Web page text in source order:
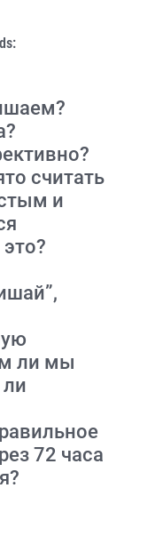
считать
и
ли мы
72 часа